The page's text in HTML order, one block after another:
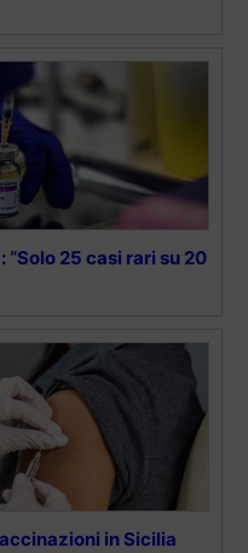
“Solo 25 casi rari su 20
in Sicilia